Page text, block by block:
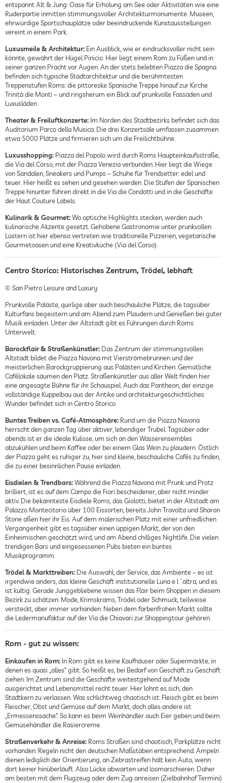
entspannt Alt & Jung: Oase für Erholung am See oder Aktivitäten wie eine
Ruderpartie inmitten stimmungsvoller Architekturmonumente. Museen,
ehrwürdige Sportschauplätze oder beeindruckende Kunstausstellungen
vereint in einem Park.
Luxusmeile & Architektur: Ein Ausblick, wie er eindrucksvoller nicht sein
könnte, gewährt der Hügel Pinicio. Hier liegt einem Rom zu Füßen und in
seiner ganzen Pracht vor Augen. An der stets belebten Piazza die Spagna
befinden sich typische Stadtarchitektur und die berühmtesten
Treppenstufen Roms: die pittoreske Spanische Treppe hinauf zur Kirche
Trinità die Monti – und ringsherum ein Blick auf prunkvolle Fassaden und
Luxusläden.
Theater & Freiluftkonzerte: Im Norden des Stadtbezirks befindet sich das
Auditorium Parco della Musica. Die drei Konzertsäle umfassen zusammen
etwa 5000 Plätze und firmieren sich um die Freilichtbühne.
Luxusshopping: Piazza del Popolo wird durch Roms Haupteinkaufsstraße,
die Via del Corso, mit der Piazza Venezia verbunden. Hier liegt die Wiege
von Sandalen, Sneakers und Pumps – Schuhe für Trendsetter: edel und
teuer. Hier heißt es sehen und gesehen werden. Die Stufen der Spanischen
Treppe hinunter führen direkt in die Via die Condotti und in die Geschäfte
der Haut Couture Labels.
Kulinarik & Gourmet:Wo optische Highlights stecken, werden auch
kulinarische Akzente gesetzt. Gehobene Gastronomie unter prunkvollen
Lüstern ist hier ebenso vertreten wie traditionelle Pizzerien, vegetarische
Gourmetoasen und eine Kreativküche (Via del Corso).
Centro Storico: Historisches Zentrum, Trödel, lebhaft
© San Pietro Leisure and Luxury
Prunkvolle Paläste, quirlige aber auch beschauliche Plätze, die tagsüber
Kulturfans begeistern und am Abend zum Plaudern und Genießen bei guter
Musik einladen. Unter der Altstadt gibt es Führungen durch Roms
Unterwelt.
Barockflair & Straßenkünstler: Das Zentrum der stimmungsvollen
Altstadt bildet die Piazza Navona mit Vierströmebrunnen und der
meisterlichen Barockgruppierung aus Palästen und Kirchen. Gemütliche
Cafélokale säumen den Platz. Straßenkünstler aus aller Welt finden hier
eine angesagte Bühne für ihr Schauspiel. Auch das Pantheon, der einzige
vollständige Kuppelbau aus der Antike und architekturgeschichtliches
Wunder befindet sich in Centro Storico.
Buntes Treiben vs. Café-Atmosphäre: Rund um die Piazza Navona
herrscht den ganzen Tag über aktiver, lebendiger Trubel. Tagsüber oder
abends ist er die ideale Kulisse, um sich an den Wasserensembles
abzukühlen und beim Kaffee oder bei einem Glas Wein zu plaudern. Östlich
der Piazza geht es ruhiger zu, hier sind kleine, beschauliche Cafés zu finden,
die zu einer besinnlichen Pause einladen.
Eisdielen & Trendbars:Während die Piazza Navona mit Prunk und Protz
brilliert, ist es auf dem Campo die Fiori bescheidener, aber nicht minder
aktiv. Die bekannteste Eisdiele Roms, das Giolotti, bietet in der Altstadt am
Palazzo Montecitorio über 100 Eissorten, bereits John Travolta und Sharon
Stone aßen hier ihr Eis. Auf dem malerischen Platz mit einer unfriedlichen
Vergangenheit gibt es tagsüber einen üppigen Markt, der von den
Einheimischen geschätzt wird, und am Abend chilliges Nightlife. Die vielen
trendigen Bars und eingesessenen Pubs bieten ein buntes
Musikprogramm.
Trödel & Markttreiben: Die Auswahl, der Service, das Ambiente – es ist
irgendwie anders, das kleine Geschäft institutionelle Luna e l´altra, und es
ist kultig. Gerade Junggebliebene wissen das Flair beim Shoppen in diesem
Bezirk zu schätzen. Mode, Krimskrams, Trödel oder Schmuck, teilweise
versteckt, aber immer vorhanden. Neben dem farbenfrohen Markt sollte
die Ledermanufaktur auf der Via die Chiavari zur Shoppingtour gehören.
Rom - gut zu wissen:
Einkaufen in Rom: In Rom gibt es keine Kaufhäuser oder Supermärkte, in
denen es quasi „alles“ gibt. So heißt es, bei Bedarf von Geschäft zu Geschäft
ziehen. Im Zentrum sind die Geschäfte weitestgehend auf Mode
ausgerichtet und Lebensmittel recht teuer. Hier lohnt es sich, den
Stadtkern zu verlassen. Was schlichtweg chaotisch ist: Fleisch gibt es beim
Fleischer, Obst und Gemüse auf dem Markt, doch alles andere ist
„Ermessenssache“. So kann es beim Weinhändler auch Eier geben und beim
Gemüsehändler die Rasiercreme.
Straßenverkehr & Anreise: Roms Straßen sind chaotisch, Parkplätze nicht
vorhanden: Regeln nicht den deutschen Maßstäben entsprechend. Ampeln
dienen lediglich der Orientierung, an Zebrastreifen hält kein Auto, wenn
dort keiner hinüberläuft. Also Lücke abwarten und losmarschieren. Daher
am besten mit dem Flugzeug oder dem Zug anreisen (Zielbahnhof Termini)